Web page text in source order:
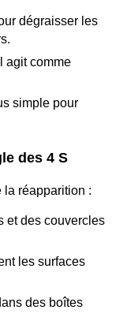
dégraisser les
agit comme
simple pour
des 4 S
la réapparition :
et des couvercles
les surfaces
des boîtes